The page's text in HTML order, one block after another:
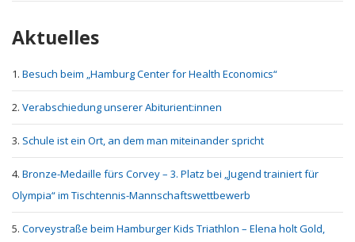
Aktuelles
Besuch beim „Hamburg Center for Health Economics“
Verabschiedung unserer Abiturient:innen
Schule ist ein Ort, an dem man miteinander spricht
Bronze-Medaille fürs Corvey – 3. Platz bei „Jugend trainiert für
Olympia“ im Tischtennis-Mannschaftswettbewerb
Corveystraße beim Hamburger Kids Triathlon – Elena holt Gold,